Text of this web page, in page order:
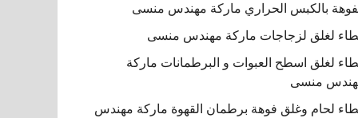
بالكبس الحراري ماركة مهندس منسى
لغلق لزجاجات ماركة مهندس منسى
لغلق اسطح العبوات و البرطمانات ماركة
منسى
لحام وغلق فوهة برطمان القهوة ماركة مهندس